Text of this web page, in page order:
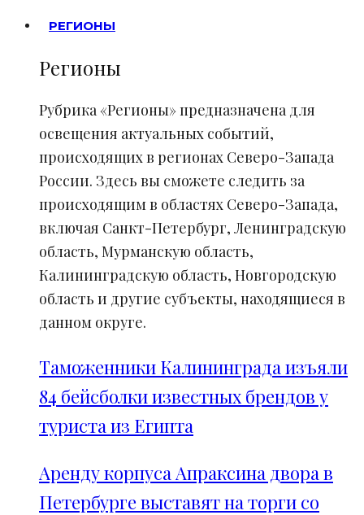
РЕГИОНЫ
Регионы
Рубрика «Регионы» предназначена для
освещения актуальных событий,
происходящих в регионах Северо-Запада
России. Здесь вы сможете следить за
происходящим в областях Северо-Запада,
включая Санкт-Петербург, Ленинградскую
область, Мурманскую область,
Калининградскую область, Новгородскую
область и другие субъекты, находящиеся в
данном округе.
Таможенники Калининграда изъяли
84 бейсболки известных брендов у
туриста из Египта
Аренду корпуса Апраксина двора в
Петербурге выставят на торги со